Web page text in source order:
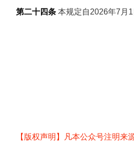
第二十四条 本规定自2026年7月1
【版权声明】凡本公众号注明